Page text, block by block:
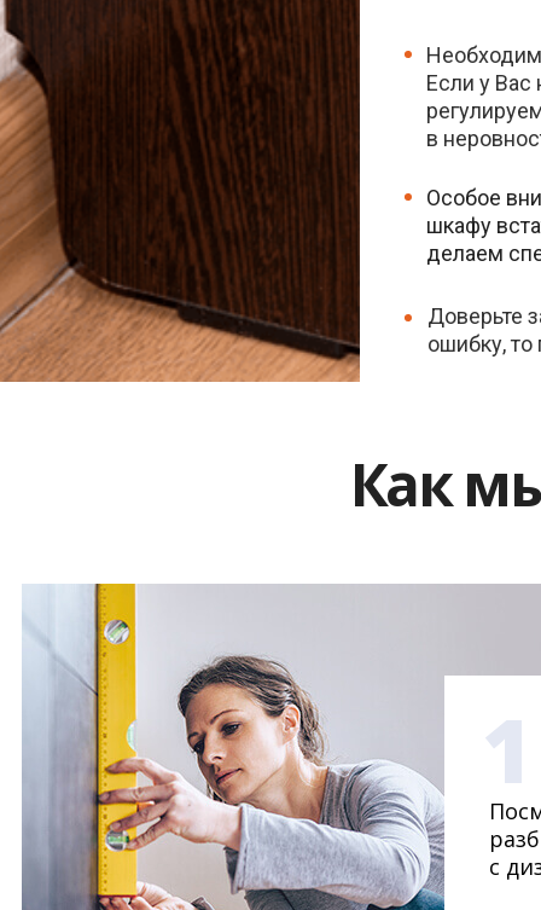
Особое
шкафу
делаем
Доверьте
ошибку, то
Как
Если у
в
с
1